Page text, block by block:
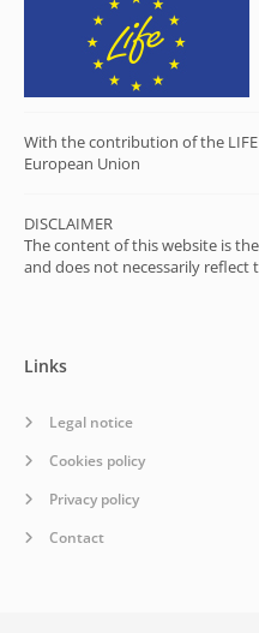
With the contribution of the
European Union
DISCLAIMER
The content of this website is
and does not necessarily
Links
Legal notice
Cookies policy
Privacy policy
Contact